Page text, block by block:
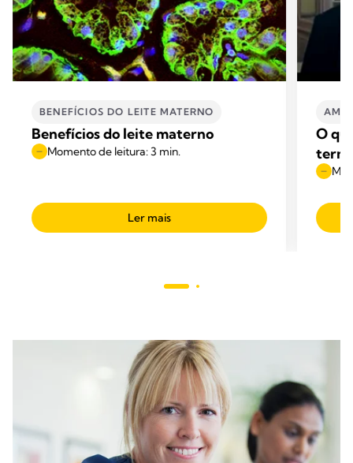
BENEFÍCIOS DO LEITE MATERNO
Benefícios do leite materno
Momento de leitura: 3 min.
Ler mais
O